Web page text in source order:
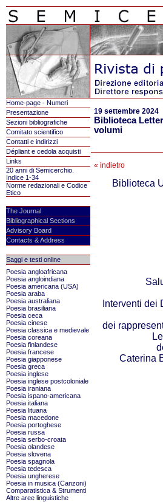
Home-page - Numeri
Presentazione
Sezioni bibliografiche
Comitato scientifico
Contatti e indirizzi
Dépliant e cedola acquisti
Links
20 anni di Semicerchio.
Indice 1-34
Norme redazionali e Codice
Etico
The Journal
Bibliographical Sections
Advisory Board
Contacts & Address
Saggi e testi online
Poesia angloafricana
Poesia angloindiana
Poesia americana (USA)
Poesia araba
Poesia australiana
Poesia brasiliana
Poesia ceca
Poesia cinese
Poesia classica e medievale
Poesia coreana
Poesia finlandese
Poesia francese
Poesia giapponese
Poesia greca
Poesia inglese
Poesia inglese postcoloniale
Poesia iraniana
Poesia ispano-americana
Poesia italiana
Poesia lituana
Poesia macedone
Poesia portoghese
Poesia russa
Poesia serbo-croata
Poesia olandese
Poesia slovena
Poesia spagnola
Poesia tedesca
Poesia ungherese
Poesia in musica (Canzoni)
Comparatistica & Strumenti
Altre aree linguistiche
19 settembre 2024
Biblioteca
volumi
« indietro
Biblioteca
Interventi
dei
Caterina